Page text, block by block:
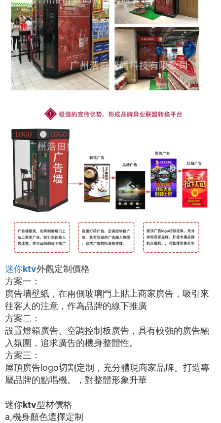
迷你ktv外觀定制價格
方案一：
廣告墻壁紙，在兩側玻璃門上貼上商家廣告，吸引來
往客人的注意，作為品牌的線下推廣
方案二：
設置燈箱廣告、空調控制板廣告，具有較強的廣告融
入氛圍，追求廣告的機身整體性。
方案三：
屋頂廣告logo切割定制，充分體現商家品牌。打造專
屬品牌的點唱機。，對整體形象升華
迷你ktv型材價格
a,機身顏色選擇定制